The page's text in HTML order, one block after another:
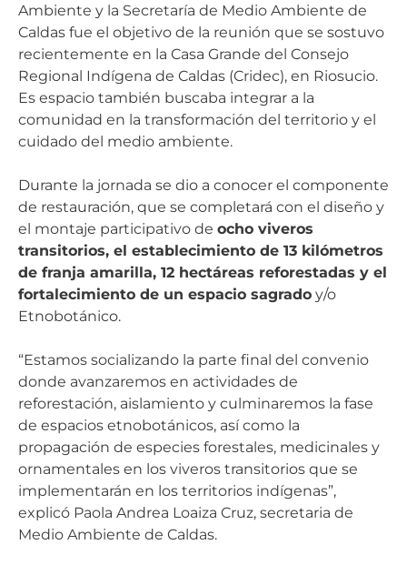
Ambiente y la Secretaría de Medio Ambiente de
Caldas fue el objetivo de la reunión que se sostuvo
recientemente en la Casa Grande del Consejo
Regional Indígena de Caldas (Cridec), en Riosucio.
Es espacio también buscaba integrar a la
comunidad en la transformación del territorio y el
cuidado del medio ambiente.
Durante la jornada se dio a conocer el componente
de restauración, que se completará con el diseño y
el montaje participativo de ocho viveros
transitorios, el establecimiento de 13 kilómetros
de franja amarilla, 12 hectáreas reforestadas y el
fortalecimiento de un espacio sagrado y/o
Etnobotánico.
“Estamos socializando la parte final del convenio
donde avanzaremos en actividades de
reforestación, aislamiento y culminaremos la fase
de espacios etnobotánicos, así como la
propagación de especies forestales, medicinales y
ornamentales en los viveros transitorios que se
implementarán en los territorios indígenas”,
explicó Paola Andrea Loaiza Cruz, secretaria de
Medio Ambiente de Caldas.